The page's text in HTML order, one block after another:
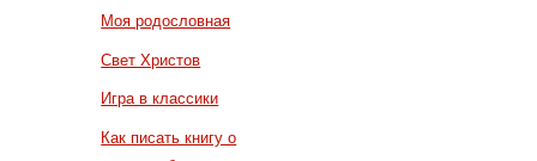
Моя родословная
Свет Христов
Игра в классики
Как писать книгу о